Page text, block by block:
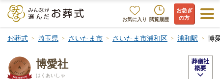
お気に入り 閲覧履歴
お急ぎ
の方
お葬式 埼玉県 さいたま市 さいたま市浦和区 浦和駅 博
博愛社
はくあいしゃ
葬儀社
概要